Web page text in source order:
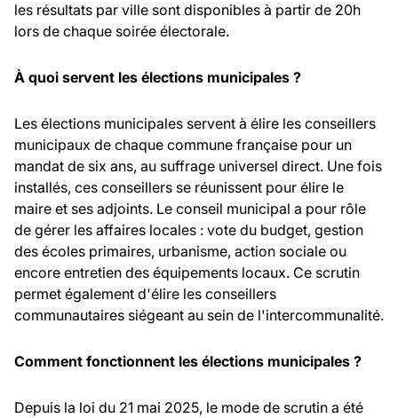
les résultats par ville sont disponibles à partir de 20h
lors de chaque soirée électorale.
À quoi servent les élections municipales ?
Les élections municipales servent à élire les conseillers
municipaux de chaque commune française pour un
mandat de six ans, au suffrage universel direct. Une fois
installés, ces conseillers se réunissent pour élire le
maire et ses adjoints. Le conseil municipal a pour rôle
de gérer les affaires locales : vote du budget, gestion
des écoles primaires, urbanisme, action sociale ou
encore entretien des équipements locaux. Ce scrutin
permet également d'élire les conseillers
communautaires siégeant au sein de l'intercommunalité.
Comment fonctionnent les élections municipales ?
Depuis la loi du 21 mai 2025, le mode de scrutin a été